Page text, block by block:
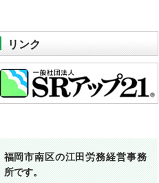
リンク
福岡市南区の江田労務経営事務
所です。